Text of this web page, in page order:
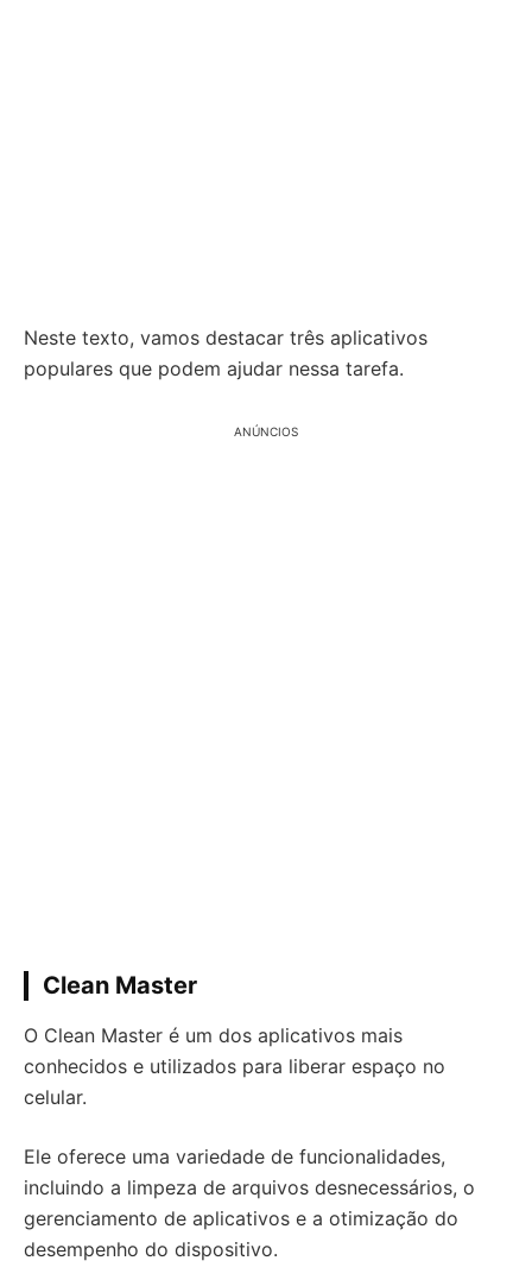
Neste texto, vamos destacar três aplicativos
populares que podem ajudar nessa tarefa.
ANÚNCIOS
Clean Master
O Clean Master é um dos aplicativos mais
conhecidos e utilizados para liberar espaço no
celular.
Ele oferece uma variedade de funcionalidades,
incluindo a limpeza de arquivos desnecessários, o
gerenciamento de aplicativos e a otimização do
desempenho do dispositivo.